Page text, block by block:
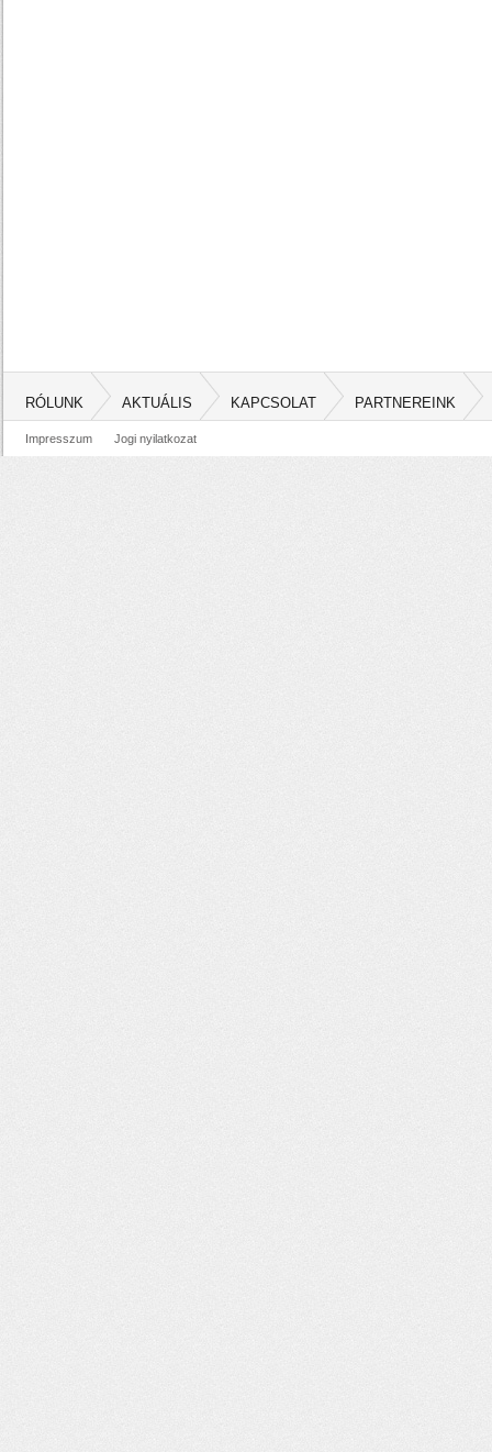
RÓLUNK AKTUÁLIS KAPCSOLAT PARTNEREINK
Impresszum Jogi nyilatkozat